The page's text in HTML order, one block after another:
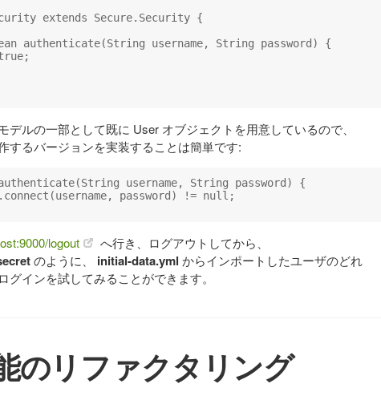
extends Secure.Security {
authenticate(String username, String password) {
デルの一部として既に User オブジェクトを用意しているので、
するバージョンを実装することは簡単です:
username, String password) {
password) != null;
logout へ行き、ログアウトしてから、
のように、 initial-data.yml からインポートしたユーザのどれ
グインを試してみることができます。
のリファクタリング